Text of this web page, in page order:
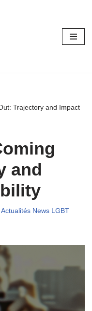
Trajectory and Impact
and
Actualités News LGBT